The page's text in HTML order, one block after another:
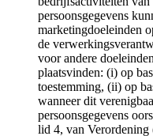
persoonsgegevens
marketingdoeleinden
de
voor andere
plaatsvinden: (i) op
toestemming, (ii) op
wanneer dit
persoonsgegevens
lid 4, van Verordening